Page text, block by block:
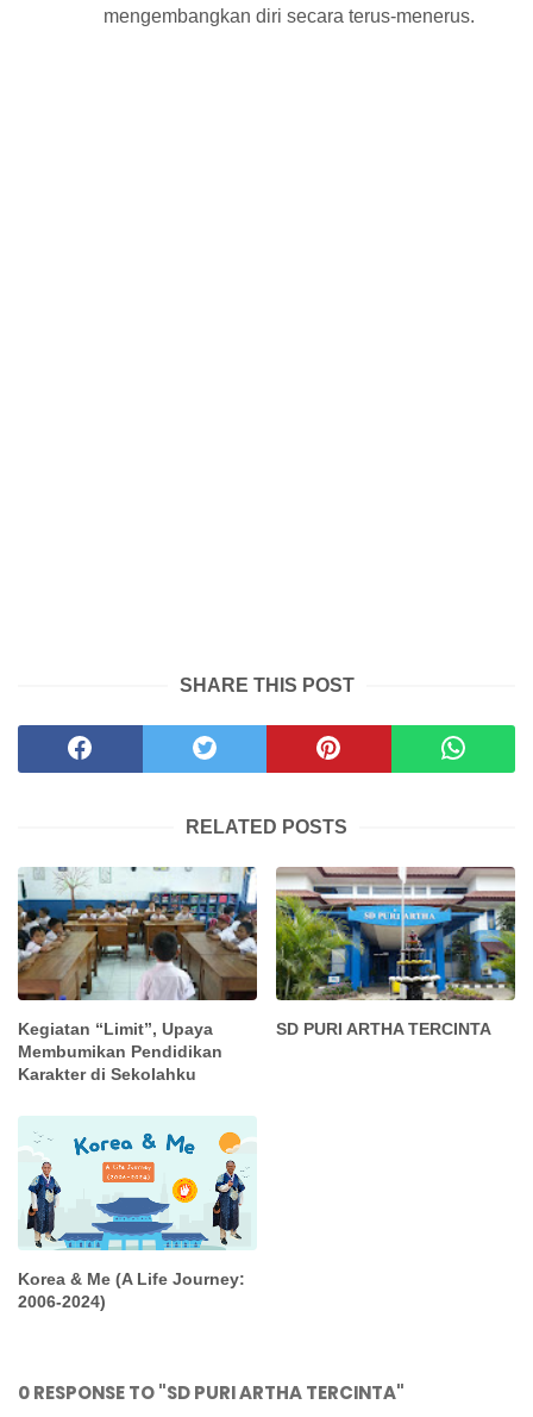
mengembangkan diri secara terus-menerus.
SHARE THIS POST
RELATED POSTS
Kegiatan “Limit”, Upaya
Membumikan Pendidikan
Karakter di Sekolahku
SD PURI ARTHA TERCINTA
Korea & Me (A Life Journey:
2006-2024)
0 RESPONSE TO "SD PURI ARTHA TERCINTA"